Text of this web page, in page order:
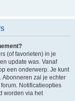
(of favorieten) in je
update was. Vanaf
een onderwerp. Je kunt
Abonneren zal je echter
Notificatieopties
worden via het